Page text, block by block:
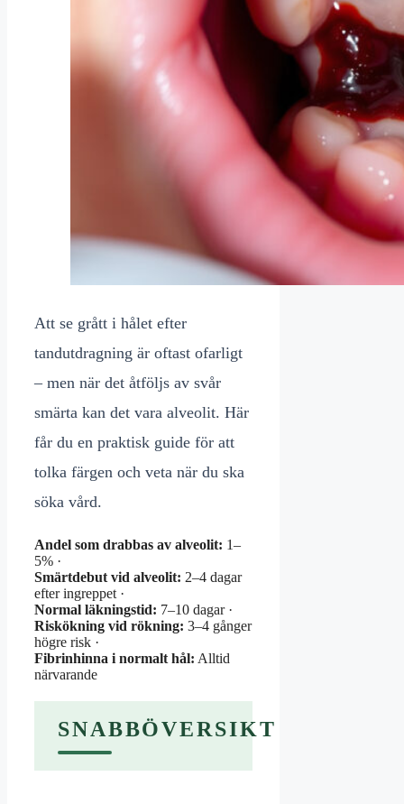
Att se grått i hålet efter
tandutdragning är oftast ofarligt
– men när det åtföljs av svår
smärta kan det vara alveolit. Här
får du en praktisk guide för att
tolka färgen och veta när du ska
söka vård.
Andel som drabbas av alveolit: 1–
5% ·
Smärtdebut vid alveolit: 2–4 dagar
efter ingreppet ·
Normal läkningstid: 7–10 dagar ·
Riskökning vid rökning: 3–4 gånger
högre risk ·
Fibrinhinna i normalt hål: Alltid
närvarande
SNABBÖVERSIKT